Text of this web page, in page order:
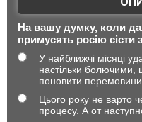
На вашу думку, коли
примусять росію сісти
У найближчі місяці
настільки болючими,
поновити перемовини
Цього року не варто
процесу. А от